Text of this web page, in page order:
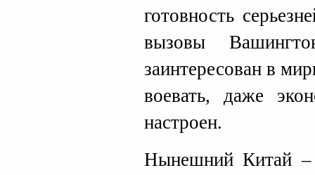
готовность
вызовы
заинтересован в
воевать, даже
настроен.
Нынешний Китай –